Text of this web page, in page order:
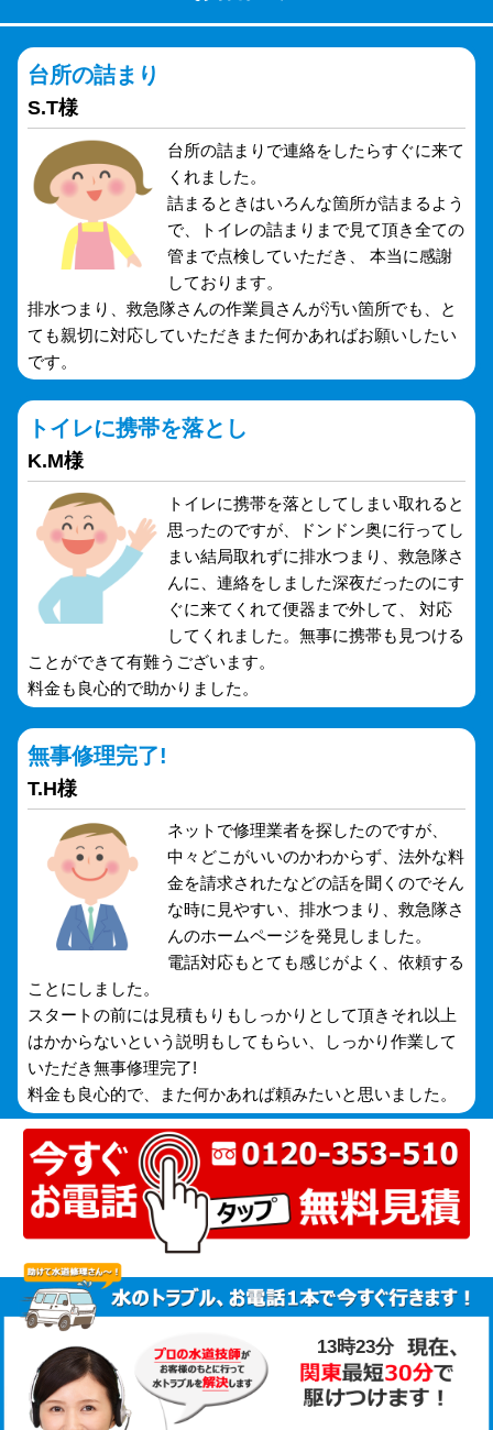
台所の詰まり
S.T様
台所の詰まりで連絡をしたらすぐに来て
くれました。
詰まるときはいろんな箇所が詰まるよう
で、トイレの詰まりまで見て頂き全ての
管まで点検していただき、 本当に感謝
しております。
排水つまり、救急隊さんの作業員さんが汚い箇所でも、と
ても親切に対応していただきまた何かあればお願いしたい
です。
トイレに携帯を落とし
K.M様
トイレに携帯を落としてしまい取れると
思ったのですが、ドンドン奥に行ってし
まい結局取れずに排水つまり、救急隊さ
んに、連絡をしました深夜だったのにす
ぐに来てくれて便器まで外して、 対応
してくれました。無事に携帯も見つける
ことができて有難うございます。
料金も良心的で助かりました。
無事修理完了!
T.H様
ネットで修理業者を探したのですが、
中々どこがいいのかわからず、法外な料
金を請求されたなどの話を聞くのでそん
な時に見やすい、排水つまり、救急隊さ
んのホームページを発見しました。
電話対応もとても感じがよく、依頼する
ことにしました。
スタートの前には見積もりもしっかりとして頂きそれ以上
はかからないという説明もしてもらい、しっかり作業して
いただき無事修理完了!
料金も良心的で、また何かあれば頼みたいと思いました。
13時23分